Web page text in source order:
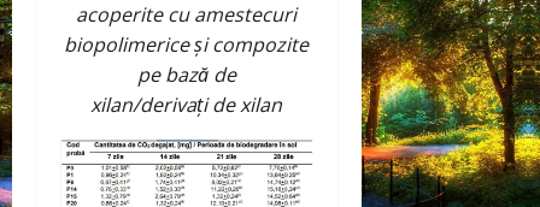
acoperite cu amestecuri
biopolimerice și compozite
pe bază de
xilan/derivați de xilan